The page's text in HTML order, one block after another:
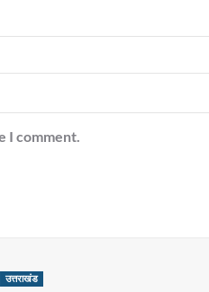
I comment.
उत्तराखंड